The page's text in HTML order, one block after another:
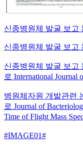
신종병원체 발굴 보고
신종병원체 발굴 보
신종병원체 발굴 보고
로 International
병원체자원 개발관련
로 Journal of
Time of Flight Mass
#IMAGE01#